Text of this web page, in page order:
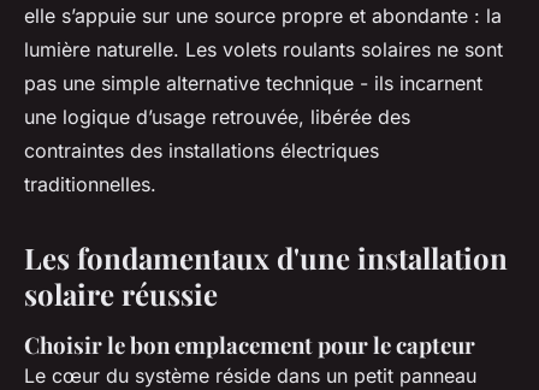
elle s’appuie sur une source propre et abondante : la
lumière naturelle. Les volets roulants solaires ne sont
pas une simple alternative technique - ils incarnent
une logique d’usage retrouvée, libérée des
contraintes des installations électriques
traditionnelles.
Les fondamentaux d'une installation
solaire réussie
Choisir le bon emplacement pour le capteur
Le cœur du système réside dans un petit panneau